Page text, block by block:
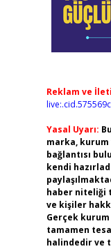
Reklam ve
Yasal Uyarı:
marka,
bağlantısı
kendi
haber niteliği
ve kişiler
Gerçek
tamamen
halindedir ve